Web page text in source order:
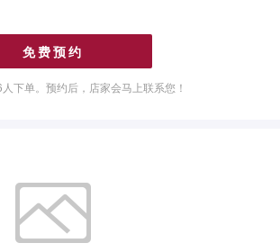
免费预约
人下单。预约后，店家会马上联系您！